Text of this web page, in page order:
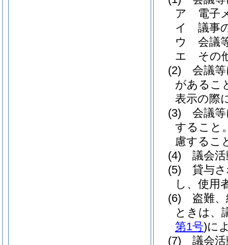
ア
電子
イ
議事
ウ
会議
エ
その
(2)
会議
があるこ
表示の際
(3)
会議
すること
慮するこ
(4)
議会
(5)
貸与
し、使用
(6)
盗難
ときは、
第1号)に
(7)
議会